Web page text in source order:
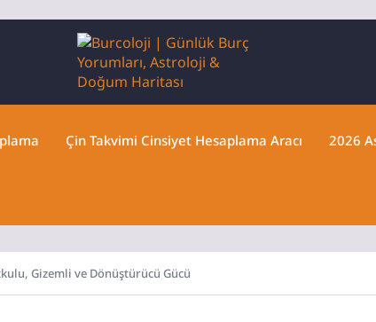
Çin Takvimi Cinsiyet Hesaplama Aracı 2026
Gizemli ve Dönüştürücü Gücü